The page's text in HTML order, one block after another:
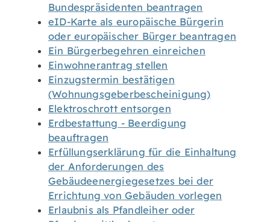
Bundespräsidenten beantragen
eID-Karte als europäische Bürgerin
oder europäischer Bürger beantragen
Ein Bürgerbegehren einreichen
Einwohnerantrag stellen
Einzugstermin bestätigen
(Wohnungsgeberbescheinigung)
Elektroschrott entsorgen
Erdbestattung - Beerdigung
beauftragen
Erfüllungserklärung für die Einhaltung
der Anforderungen des
Gebäudeenergiegesetzes bei der
Errichtung von Gebäuden vorlegen
Erlaubnis als Pfandleiher oder